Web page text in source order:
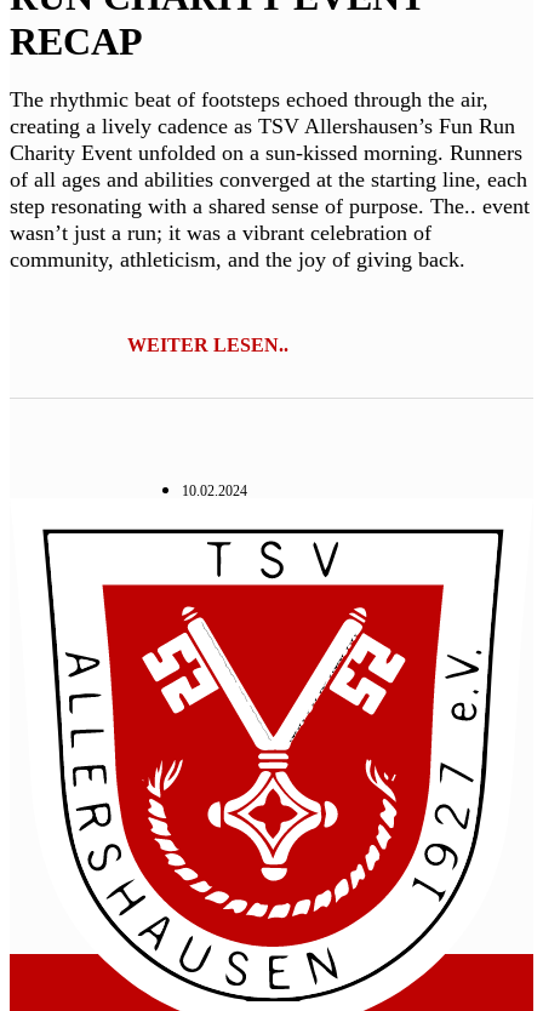
RECAP
The rhythmic beat of footsteps echoed through the air,
creating a lively cadence as TSV Allershausen’s Fun Run
Charity Event unfolded on a sun-kissed morning. Runners
of all ages and abilities converged at the starting line, each
step resonating with a shared sense of purpose. The.. event
wasn’t just a run; it was a vibrant celebration of
community, athleticism, and the joy of giving back.
WEITER LESEN..
10.02.2024